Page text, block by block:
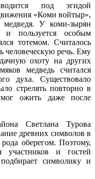
под эгидой
«Коми войтыр»,
медведя. У коми-зырян
и пользуется особым
тотемом. Считалось
человеческую речь. Ему
охоту на других
медведь считался
духа. Существовало
стрелять повторно в
мог ожить даже после
Светлана Турова
древних символов в
оберегом. Поэтому,
участников и гостей
символику и